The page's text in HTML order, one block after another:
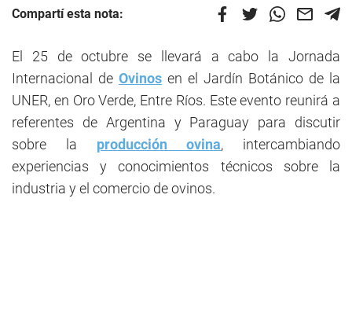
Compartí esta nota:
El 25 de octubre se llevará a cabo la Jornada
Internacional de Ovinos en el Jardín Botánico de la
UNER, en Oro Verde, Entre Ríos. Este evento reunirá a
referentes de Argentina y Paraguay para discutir
sobre la producción ovina, intercambiando
experiencias y conocimientos técnicos sobre la
industria y el comercio de ovinos.